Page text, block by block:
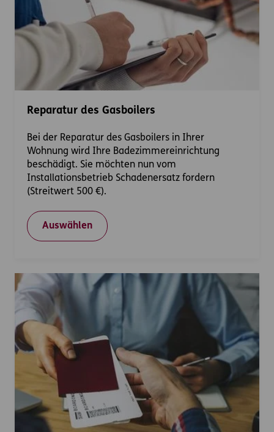
Reparatur des Gasboilers
Bei der Reparatur des Gasboilers in Ihrer
Wohnung wird Ihre Badezimmereinrichtung
beschädigt. Sie möchten nun vom
Installationsbetrieb Schadenersatz fordern
(Streitwert 500 €).
Auswählen